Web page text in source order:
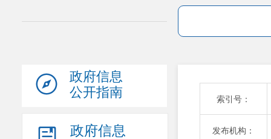
政府信息
公开指南
政府信息
索引号：
发布机构：